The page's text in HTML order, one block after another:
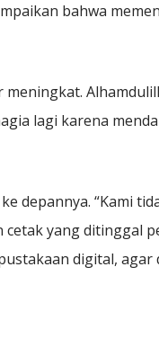
bahwa
lagi karena
depannya. “Kami
yang ditinggal
digital, agar